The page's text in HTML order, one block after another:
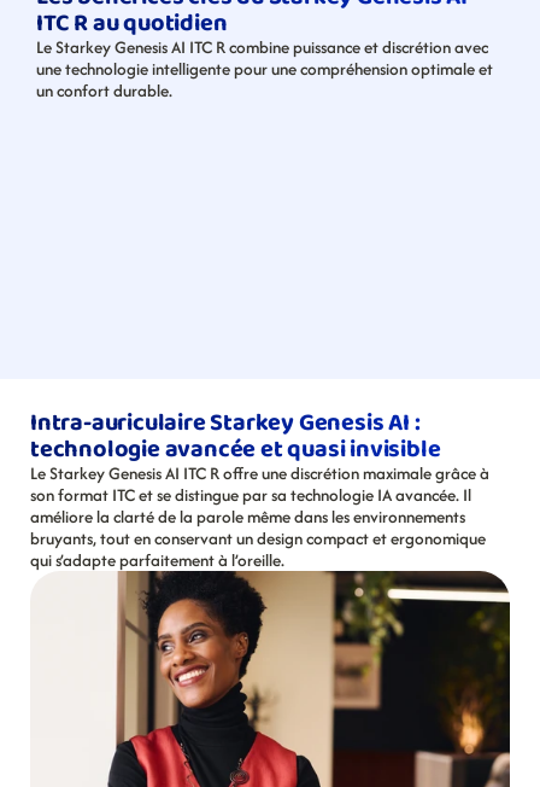
ITC R au quotidien
Le Starkey Genesis AI ITC R combine puissance et discrétion avec
une technologie intelligente pour une compréhension optimale et
un confort durable.
Intra-auriculaire Starkey Genesis AI :
technologie avancée et quasi invisible
Le Starkey Genesis AI ITC R offre une discrétion maximale grâce à
son format ITC et se distingue par sa technologie IA avancée. Il
améliore la clarté de la parole même dans les environnements
bruyants, tout en conservant un design compact et ergonomique
qui s’adapte parfaitement à l’oreille.